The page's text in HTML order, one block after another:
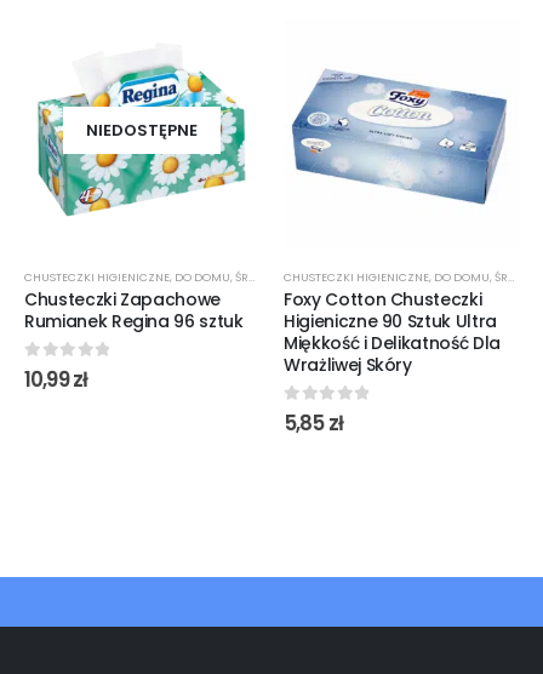
NIEDOSTĘPNE
CHUSTECZKI HIGIENICZNE, DO DOMU,ŚRODKI CZYSTOŚCI
Chusteczki Zapachowe
Rumianek Regina 96 sztuk
0out of 5
10,99zł
CHUSTECZKI HIGIENICZNE, DO DOMU,ŚRODKI CZYSTOŚCI
Foxy Cotton Chusteczki
Higieniczne 90 Sztuk Ultra
Miękkość i Delikatność Dla
Wrażliwej Skóry
0out of 5
5,85zł